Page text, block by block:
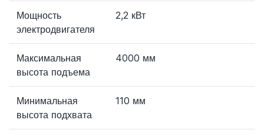
Мощность
электродвигателя
2,2 кВт
Максимальная
высота подъема
4000 мм
Минимальная
высота подхвата
110 мм